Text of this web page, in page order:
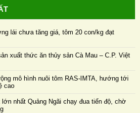
lái chưa tăng giá, tôm 20 con/kg đạt
xuất thức ăn thủy sản Cà Mau – C.P. Việt
mô hình nuôi tôm RAS-IMTA, hướng tới
cao
nhất Quảng Ngãi chạy đua tiến độ, chờ